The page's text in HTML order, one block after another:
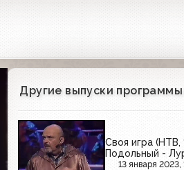
Другие выпуски программы
Своя игра (НТВ,
Подольный -
13 января 2023,